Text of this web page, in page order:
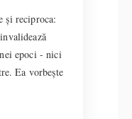
și reciproca:
epoci - nici
Ea vorbește